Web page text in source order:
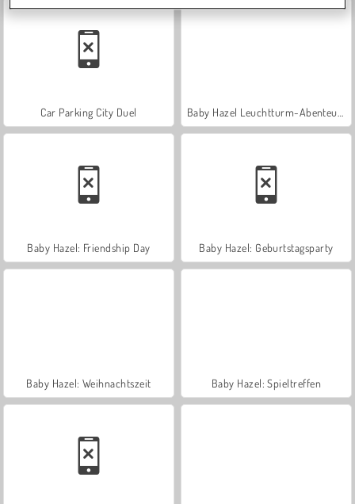
Car Parking City Duel
Baby Hazel: Friendship Day Baby Hazel: Geburtstagsparty
Baby Hazel: Weihnachtszeit Baby Hazel: Spieltreffen